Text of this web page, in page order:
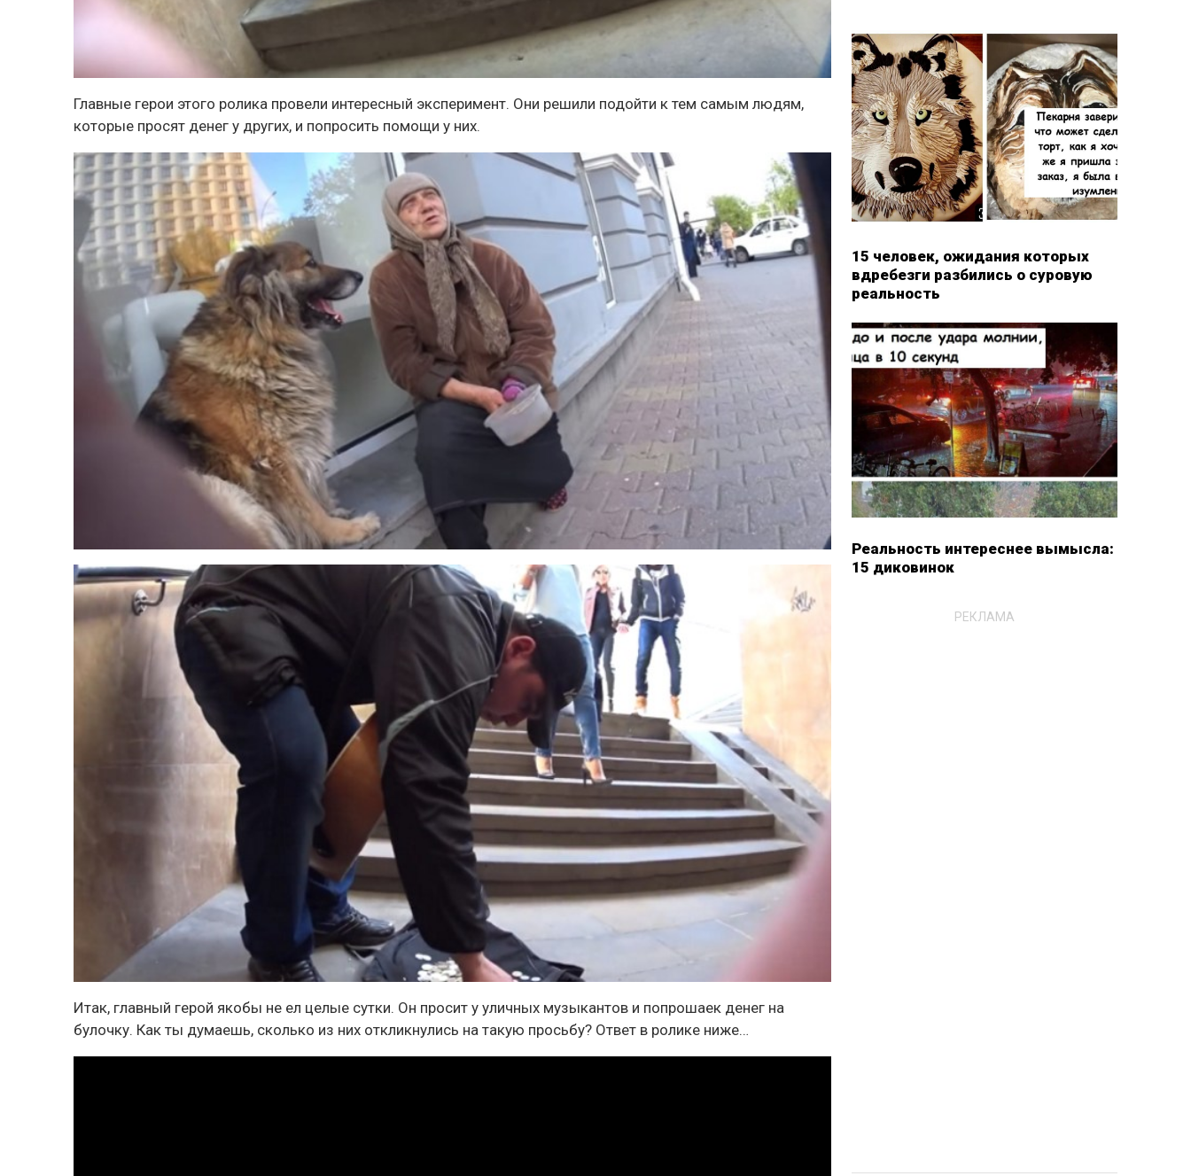
Главные герои этого ролика провели интересный эксперимент. Они решили подойти к тем самым людям,
которые просят денег у других, и попросить помощи у них.
Итак, главный герой якобы не ел целые сутки. Он просит у уличных музыкантов и попрошаек денег на
булочку. Как ты думаешь, сколько из них откликнулись на такую просьбу? Ответ в ролике ниже…
15 человек, ожидания которых
вдребезги разбились о суровую
реальность
Реальность интереснее вымысла:
15 диковинок
РЕКЛАМА